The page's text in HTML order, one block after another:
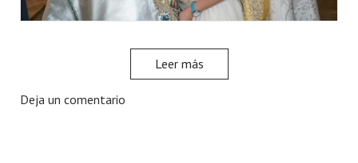
Leer más
Deja un comentario